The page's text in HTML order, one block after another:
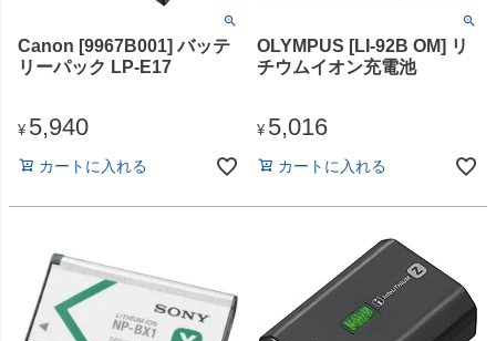
Canon [9967B001] バッテ
リーパック LP-E17
¥ 5,940
カートに入れる
OLYMPUS [LI-92B OM] リ
チウムイオン充電池
¥ 5,016
カートに入れる